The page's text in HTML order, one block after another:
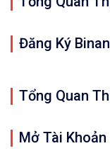
Đăng Ký
Tổng Quan
Mở Tài